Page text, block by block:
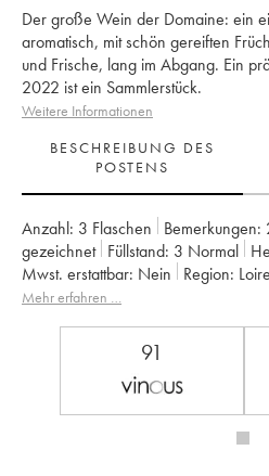
Der große Wein der Domaine: ein
aromatisch, mit schön gereiften
und Frische, lang im Abgang. Ein
2022 ist ein Sammlerstück.
Weitere Informationen
BESCHREIBUNG DES
POSTENS
Anzahl: 3 Flaschen Bemerkungen:
gezeichnet Füllstand: 3 Normal
Mwst. erstattbar:
nein Region:
Appellation: Savennières
Mehr erfahren …
91